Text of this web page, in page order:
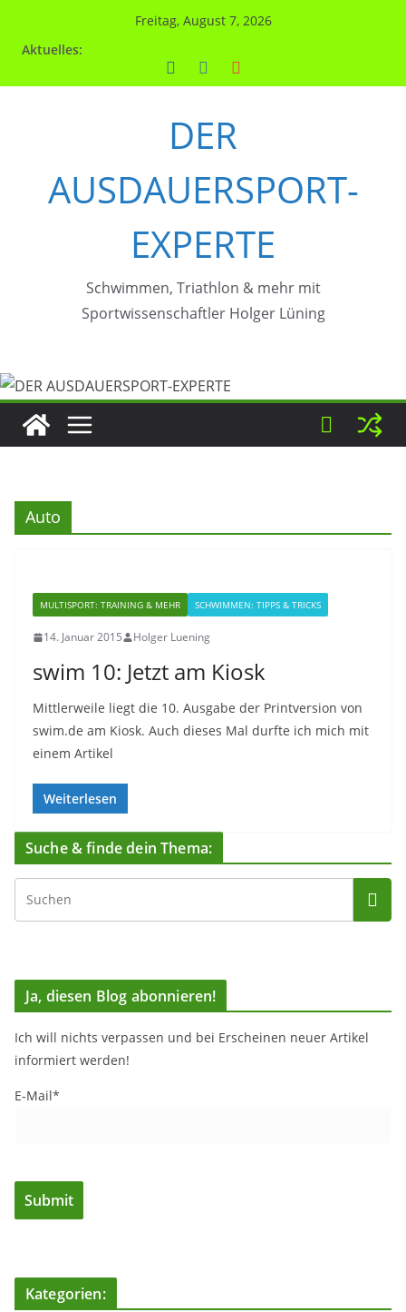
Freitag, August 7, 2026
Aktuelles:
DER
AUSDAUERSPORT-
EXPERTE
Schwimmen, Triathlon & mehr mit
Sportwissenschaftler Holger Lüning
Auto
MULTISPORT: TRAINING & MEHR SCHWIMMEN: TIPPS & TRICKS
14. Januar 2015 Holger Luening
swim 10: Jetzt am Kiosk
Mittlerweile liegt die 10. Ausgabe der Printversion von
swim.de am Kiosk. Auch dieses Mal durfte ich mich mit
einem Artikel
Weiterlesen
Suche & finde dein Thema:
Ja, diesen Blog abonnieren!
Ich will nichts verpassen und bei Erscheinen neuer Artikel
informiert werden!
E-Mail*
Kategorien: